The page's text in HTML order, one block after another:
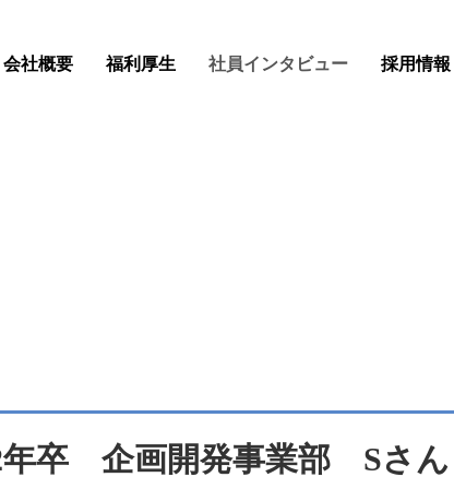
会社概要 福利厚生 社員インタビュー 採用情報
年卒 企画開発事業部 Sさん